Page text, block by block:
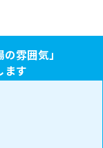
雰囲気」
ます